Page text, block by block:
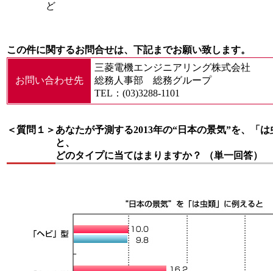
ど
この件に関するお問合せは、下記までお願い致します。
お問い合わせ先
三菱電機エンジニアリング株式会社
総務人事部 総務グループ
TEL：(03)3288-1101
＜質問１＞ あなたが予測する2013年の“日本の景気”を、「
と、
どのタイプに当てはまりますか？ （単一回答）